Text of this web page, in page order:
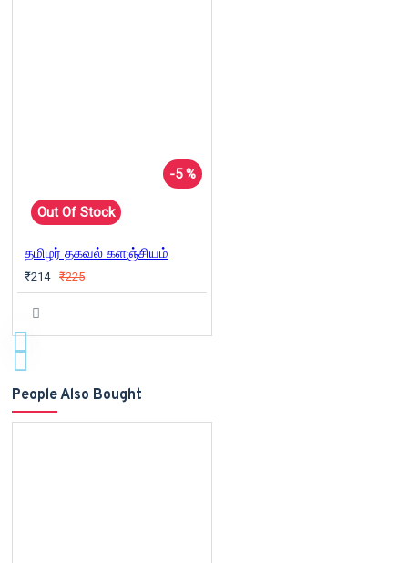
-5 %
Out Of Stock
தமிழர் தகவல் களஞ்சியம்
₹214 ₹225
People Also Bought